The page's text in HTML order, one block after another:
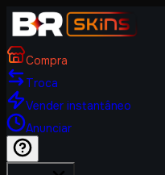
Compra
Troca
Vender instantâneo
Anunciar